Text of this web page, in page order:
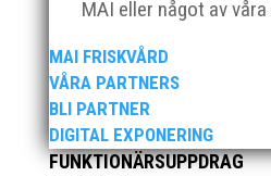
MAI eller något av
MAI FRISKVÅRD
VÅRA PARTNERS
BLI PARTNER
DIGITAL EXPONERING
FUNKTIONÄRSUPPDRAG
Sylvesterloppet på självaste
respektive 5,4 kilometer),
främsta i varje...